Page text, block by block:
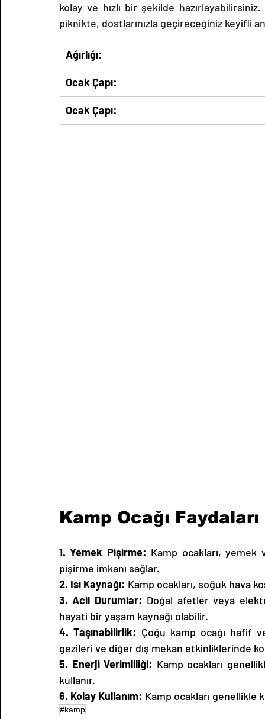
kolay ve hızlı bir şekilde
piknikte, dostlarınızla geçireceğiniz keyifli
Ağırlığı:
Ocak Çapı:
Ocak Çapı:
Kamp Ocağı
1. Yemek Pişirme: Kamp ocakları, yemek
pişirme imkanı sağlar.
2. Isı Kaynağı: Kamp ocakları, soğuk hava
3. Acil Durumlar: Doğal afetler veya
hayati bir yaşam kaynağı olabilir.
4. Taşınabilirlik: Çoğu kamp ocağı hafif
gezileri ve diğer dış mekan etkinliklerinde
5. Enerji Verimliliği: Kamp ocakları
kullanır.
6. Kolay Kullanım: Kamp ocakları genellikle
#kamp